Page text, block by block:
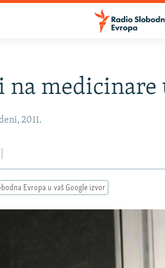
na medicinare
2011.
Evropa u vaš Google izvor